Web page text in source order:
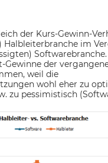
der Kurs-Gewinn-
Halbleiterbranche im
Softwarebranche.
Gewinne der
weil die
wohl eher zu
zu pessimistisch